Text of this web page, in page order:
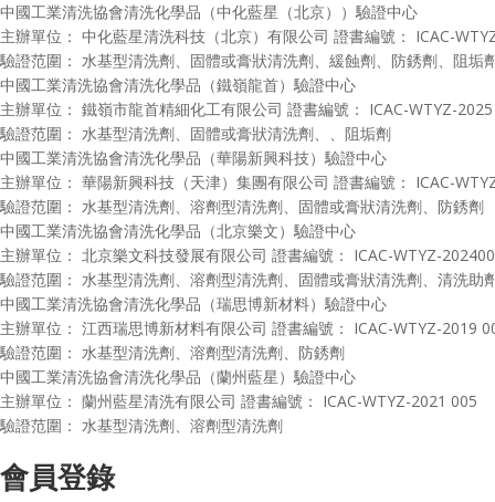
中國工業清洗協會清洗化學品（中化藍星（北京））驗證中心
主辦單位： 中化藍星清洗科技（北京）有限公司 證書編號： ICAC-
驗證范圍： 水基型清洗劑、固體或膏狀清洗劑、緩蝕劑、防銹劑、阻垢
中國工業清洗協會清洗化學品（鐵嶺龍首）驗證中心
主辦單位： 鐵嶺市龍首精細化工有限公司 證書編號： ICAC-WTYZ-
驗證范圍： 水基型清洗劑、固體或膏狀清洗劑、、阻垢劑
中國工業清洗協會清洗化學品（華陽新興科技）驗證中心
主辦單位： 華陽新興科技（天津）集團有限公司 證書編號： ICAC-
驗證范圍： 水基型清洗劑、溶劑型清洗劑、固體或膏狀清洗劑、防銹劑
中國工業清洗協會清洗化學品（北京樂文）驗證中心
主辦單位： 北京樂文科技發展有限公司 證書編號： ICAC-WTYZ-
驗證范圍： 水基型清洗劑、溶劑型清洗劑、固體或膏狀清洗劑、清洗助
中國工業清洗協會清洗化學品（瑞思博新材料）驗證中心
主辦單位： 江西瑞思博新材料有限公司 證書編號： ICAC-WTYZ-2019
驗證范圍： 水基型清洗劑、溶劑型清洗劑、防銹劑
中國工業清洗協會清洗化學品（蘭州藍星）驗證中心
主辦單位： 蘭州藍星清洗有限公司 證書編號： ICAC-WTYZ-2021 005
驗證范圍： 水基型清洗劑、溶劑型清洗劑
會員登錄